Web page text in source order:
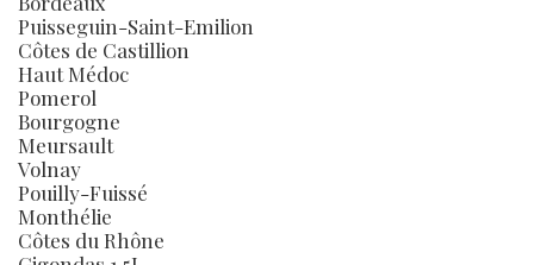
Puisseguin-Saint-Emilion
Côtes de Castillion
Haut Médoc
Pomerol
Bourgogne
Meursault
Volnay
Pouilly-Fuissé
Monthélie
Côtes du Rhône